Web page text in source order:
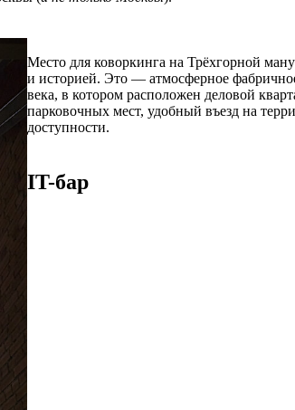
Место для коворкинга на Трёхгорной
и историей. Это — атмосферное
века, в котором расположен деловой
парковочных мест, удобный въезд на
доступности.
IT-бар